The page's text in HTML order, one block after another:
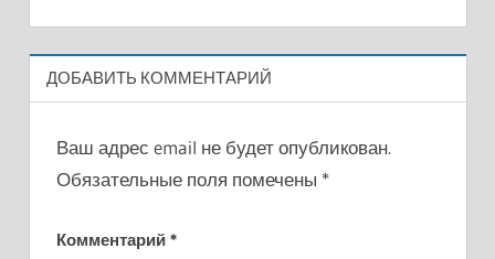
ДОБАВИТЬ КОММЕНТАРИЙ
Ваш адрес email не будет опубликован.
Обязательные поля помечены *
Комментарий *